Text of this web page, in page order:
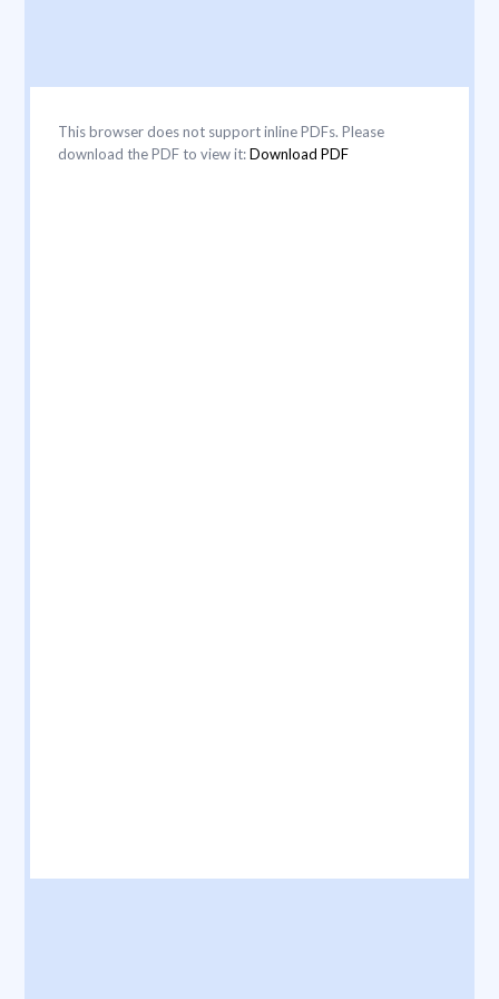
This browser does not support inline PDFs. Please
download the PDF to view it:Download PDF